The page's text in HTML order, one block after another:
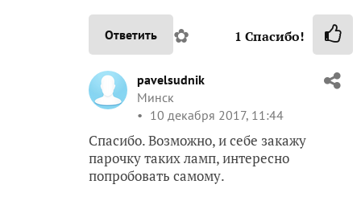
Ответить ✿ 1 Спасибо!
pavelsudnik
Минск
10 декабря 2017, 11:44
Спасибо. Возможно, и себе закажу
парочку таких ламп, интересно
попробовать самому.